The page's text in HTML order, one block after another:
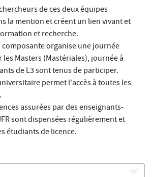
de ces deux équipes
la mention et créent un lien vivant et
et recherche.
composante organise une journée
Masters (Mastériales), journée à
de L3 sont tenus de participer.
permet l'accès à toutes les
assurées par des enseignants-
sont dispensées régulièrement et
étudiants de licence.